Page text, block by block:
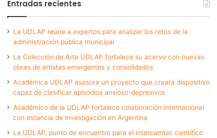
Entradas recientes
La UDLAP reúne a expertos para analizar los retos de la
administración pública municipal
La Colección de Arte UDLAP fortalece su acervo con nuevas
obras de artistas emergentes y consolidados
Académica UDLAP asesora un proyecto que creará dispositivo
capaz de clasificar episodios ansioso-depresivos
Académico de la UDLAP fortalece colaboración internacional
con estancia de investigación en Argentina
La UDLAP, punto de encuentro para el intercambio científico